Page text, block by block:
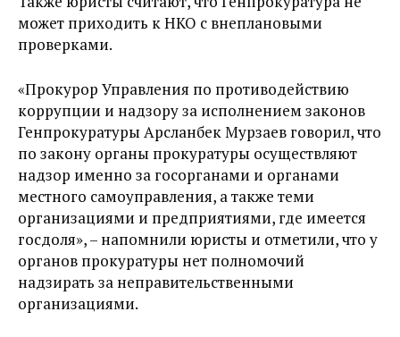
может приходить к НКО с внеплановыми
проверками.
«Прокурор Управления по противодействию
коррупции и надзору за исполнением законов
Генпрокуратуры Арсланбек Мурзаев говорил, что
по закону органы прокуратуры осуществляют
надзор именно за госорганами и органами
местного самоуправления, а также теми
организациями и предприятиями, где имеется
госдоля», – напомнили юристы и отметили, что у
органов прокуратуры нет полномочий
надзирать за неправительственными
организациями.